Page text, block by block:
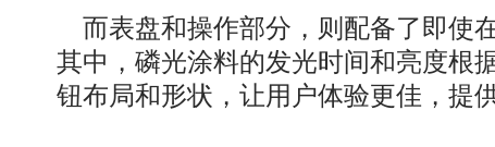
而表盘和操作部分，则配备了即使
其中，磷光涂料的发光时间和亮度根
钮布局和形状，让用户体验更佳，提